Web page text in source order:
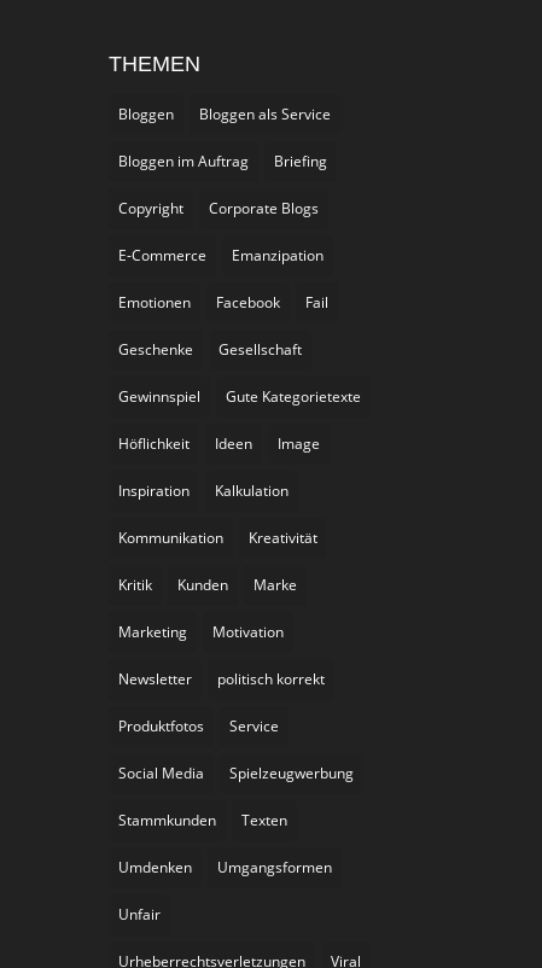
THEMEN
Bloggen Bloggen als Service
Bloggen im Auftrag Briefing
Copyright Corporate Blogs
E-Commerce Emanzipation
Emotionen Facebook Fail
Geschenke Gesellschaft
Gewinnspiel Gute Kategorietexte
Höflichkeit Ideen Image
Inspiration Kalkulation
Kommunikation Kreativität
Kritik Kunden Marke
Marketing Motivation
Newsletter politisch korrekt
Produktfotos Service
Social Media Spielzeugwerbung
Stammkunden Texten
Umdenken Umgangsformen
Unfair
Urheberrechtsverletzungen Viral